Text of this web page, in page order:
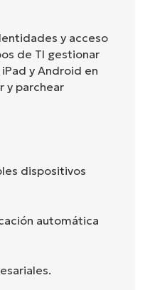
y acceso
de TI gestionar
y Android en
y parchear
dispositivos
automática